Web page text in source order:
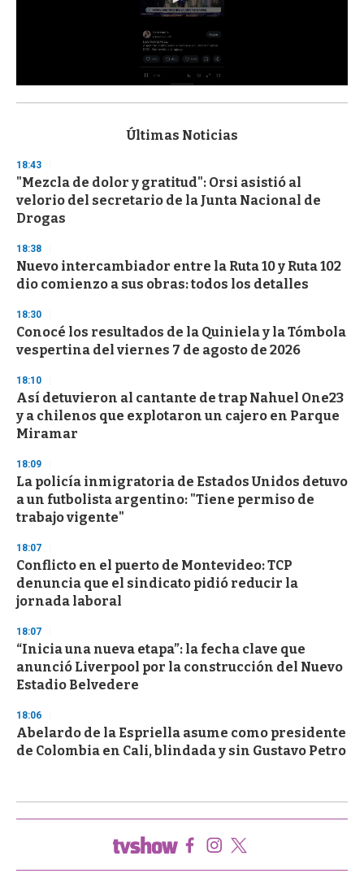
s
d
s
o
f
3
s
e
c
o
d
s
Últimas Noticias
18:43
"Mezcla de dolor y gratitud": Orsi asistió al
velorio del secretario de la Junta Nacional de
Drogas
18:38
Nuevo intercambiador entre la Ruta 10 y Ruta 102
dio comienzo a sus obras: todos los detalles
18:30
Conocé los resultados de la Quiniela y la Tómbola
vespertina del viernes 7 de agosto de 2026
18:10
Así detuvieron al cantante de trap Nahuel One23
y a chilenos que explotaron un cajero en Parque
Miramar
18:09
La policía inmigratoria de Estados Unidos detuvo
a un futbolista argentino: "Tiene permiso de
trabajo vigente"
18:07
Conflicto en el puerto de Montevideo: TCP
denuncia que el sindicato pidió reducir la
jornada laboral
18:07
“Inicia una nueva etapa”: la fecha clave que
anunció Liverpool por la construcción del Nuevo
Estadio Belvedere
18:06
Abelardo de la Espriella asume como presidente
de Colombia en Cali, blindada y sin Gustavo Petro